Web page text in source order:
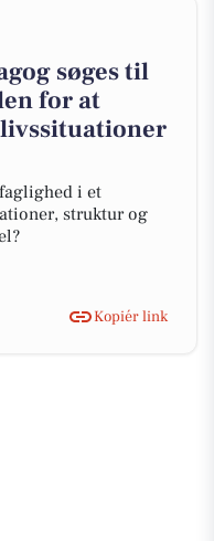
søges til
for at
i et
struktur og
Kopiér link